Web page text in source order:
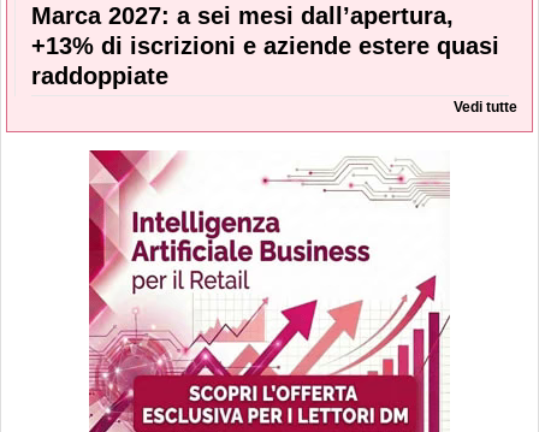
Marca 2027: a sei mesi dall’apertura,
+13% di iscrizioni e aziende estere quasi
raddoppiate
Vedi tutte